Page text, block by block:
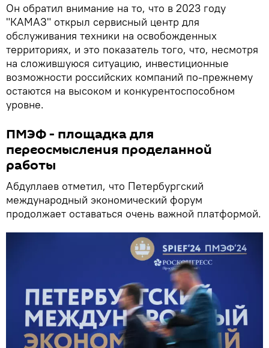
Он обратил внимание на то, что в 2023 году
"КАМАЗ" открыл сервисный центр для
обслуживания техники на освобожденных
территориях, и это показатель того, что, несмотря
на сложившуюся ситуацию, инвестиционные
возможности российских компаний по-прежнему
остаются на высоком и конкурентоспособном
уровне.
ПМЭФ - площадка для
переосмысления проделанной
работы
Абдуллаев отметил, что Петербургский
международный экономический форум
продолжает оставаться очень важной платформой.